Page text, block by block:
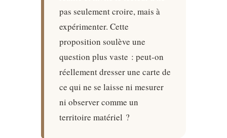
pas seulement croire, mais à
expérimenter. Cette
proposition soulève une
question plus vaste : peut-on
réellement dresser une carte de
ce qui ne se laisse ni mesurer
ni observer comme un
territoire matériel ?